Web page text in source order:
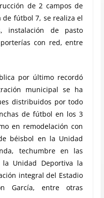
de 2 campos de
fútbol 7, se realiza el
instalación de pasto
con red, entre
por último recordó
municipal se ha
distribuidos por todo
de fútbol en los 3
en remodelación con
béisbol en la Unidad
techumbre en las
Unidad Deportiva la
integral del Estadio
García, entre otras